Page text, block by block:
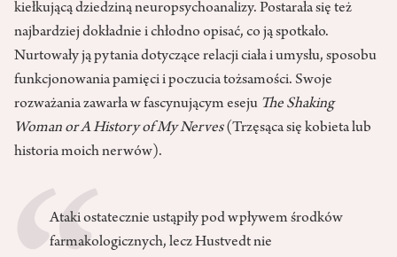
kiełkującą dziedziną neuropsychoanalizy. Postarała się też
najbardziej dokładnie i chłodno opisać, co ją spotkało.
Nurtowały ją pytania dotyczące relacji ciała i umysłu, sposobu
funkcjonowania pamięci i poczucia tożsamości. Swoje
rozważania zawarła w fascynującym eseju The Shaking
Woman or A History of My Nerves(Trzęsąca się kobieta lub
historia moich nerwów).
Ataki ostatecznie ustąpiły pod wpływem środków
farmakologicznych, lecz Hustvedt nie